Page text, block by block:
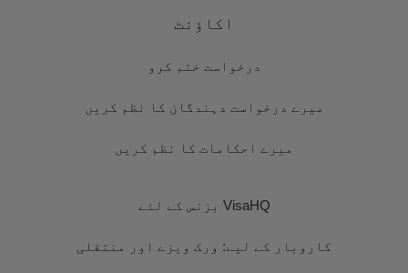
اکاؤنٹ
درخواست ختم کرو
میرے درخواست دہندگان کا نظم کریں
میرے احکامات کا نظم کریں
VisaHQ بزنس کے لئے
کاروبار کے لیے: ورک ویزے اور منتقلی